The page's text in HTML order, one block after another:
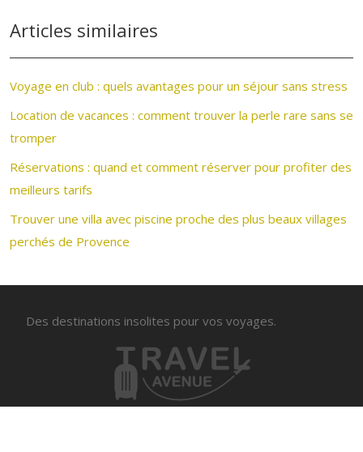
Articles similaires
Voyage en club : quels avantages pour un séjour sans stress
Location de vacances : comment trouver la perle rare sans se
tromper
Réservations : quand et comment réserver pour profiter des
meilleurs tarifs
Trouver une villa avec piscine proche des plus beaux villages
perchés de Provence
Des destinations insolites pour vos voyages.